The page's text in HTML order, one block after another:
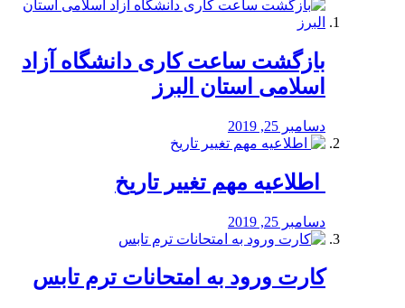
بازگشت ساعت کاری دانشگاه آزاد
اسلامی استان البرز
دسامبر 25, 2019
️ اطلاعیه مهم تغییر تاریخ
دسامبر 25, 2019
کارت ورود به امتحانات ترم تابس